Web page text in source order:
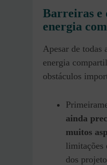
Barreiras e
energia
Apesar de todas
energia
obstáculos
ainda
muitos
limitações
dos